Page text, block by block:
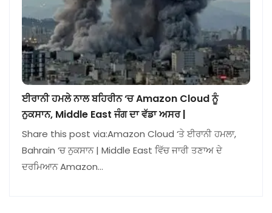
ਈਰਾਨੀ ਹਮਲੇ ਨਾਲ ਬਹਿਰੀਨ ‘ਚ Amazon Cloud ਨੂੰ
ਨੁਕਸਾਨ, Middle East ਜੰਗ ਦਾ ਵੱਡਾ ਅਸਰ |
Share this post via:Amazon Cloud ‘ਤੇ ਈਰਾਨੀ ਹਮਲਾ,
Bahrain ‘ਚ ਨੁਕਸਾਨ | Middle East ਵਿੱਚ ਜਾਰੀ ਤਣਾਅ ਦੇ
ਦਰਮਿਆਨ Amazon…